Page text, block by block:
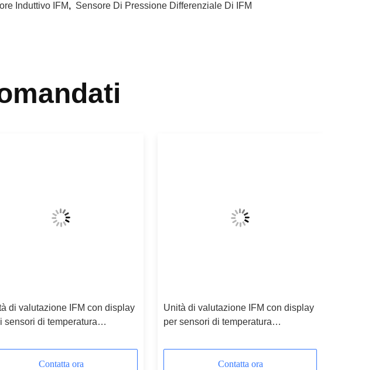
Induttivo IFM, Sensore Di Pressione Differenziale Di IFM
di valutazione IFM con display
sensori di temperatura
QFPKG
Contatta ora
Unità di valutazione IFM con display
per sensori di temperatura
Contatta ora